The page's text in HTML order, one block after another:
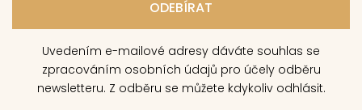
Uvedením e-mailové adresy dáváte souhlas se
zpracováním osobních údajů pro účely odběru
newsletteru. Z odběru se můžete kdykoliv odhlásit.